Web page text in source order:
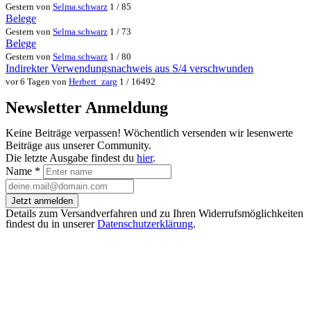
Gestern von Selma.schwarz 1 / 85
Belege
Gestern von Selma.schwarz 1 / 73
Belege
Gestern von Selma.schwarz 1 / 80
Indirekter Verwendungsnachweis aus S/4 verschwunden
vor 6 Tagen von Herbert_zarg 1 / 16492
Newsletter Anmeldung
Keine Beiträge verpassen! Wöchentlich versenden wir lesenwerte
Beiträge aus unserer Community.
Die letzte Ausgabe findest du hier.
Name *
Jetzt anmelden
Details zum Versandverfahren und zu Ihren Widerrufsmöglichkeiten
findest du in unsererDatenschutzerklärung.